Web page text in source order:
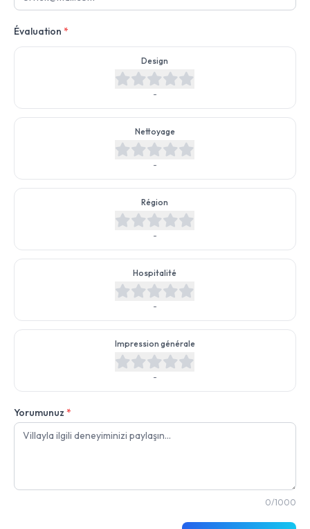
Évaluation *
Design
-
Nettoyage
-
Région
-
Hospitalité
-
Impression générale
-
Yorumunuz *
0/1000